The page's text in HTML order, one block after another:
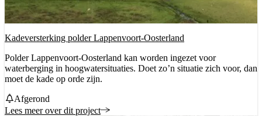
Kadeversterking polder Lappenvoort-Oosterland
Polder Lappenvoort-Oosterland kan worden ingezet voor
waterberging in hoogwatersituaties. Doet zo’n situatie zich voor, dan
moet de kade op orde zijn.
Status
Afgerond
Lees meer over dit project